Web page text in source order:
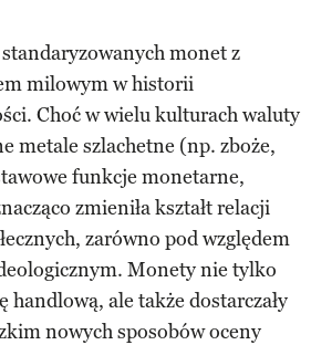
monet z
milowym w historii
Choć w wielu kulturach waluty
metale szlachetne (np. zboże,
funkcje monetarne,
zmieniła kształt relacji
zarówno pod względem
Monety nie tylko
handlową, ale także dostarczały
nowych sposobów oceny